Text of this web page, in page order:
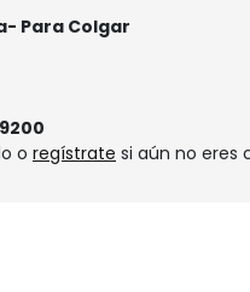
Para Colgar
o regístrate si aún no eres